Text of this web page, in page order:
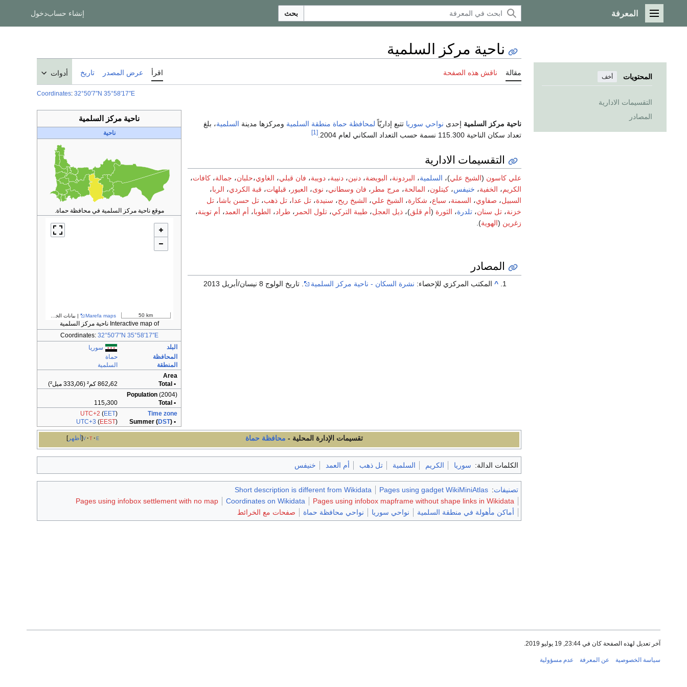
القائمة الرئيسية
المعرفة بحث إنشاء حسابدخول
المحتويات أخف
التقسيمات الادارية
المصادر
ناحية مركز السلمية
مقالة ناقش هذه الصفحة اقرأ عرض المصدر تاريخ أدوات
Coordinates: 32°50′7″N 35°58′17″E
ناحية مركز السلمية
ناحية
موقع ناحية مركز السلمية في محافظة حماة.
50 km
Marefa maps | بيانات الخرائط ©
Interactive map of ناحية مركز السلمية
Coordinates: 32°50′7″N 35°58′17″E
البلد
سوريا
المحافظة
حماة
المنطقة
السلمية
Area
• Total
862٫62 كم² (333٫06 ميل²)
Population (2004)
• Total
115٫300
Time zone
UTC+2 (EET)
• Summer (
DST)
UTC+3 (EEST)
ناحية مركز السلمية إحدى نواحي سوريا تتبع إداريّاً لمحافظة حماة منطقة السلمية ومركزها مدينة السلمية، بلغ
تعداد سكان الناحية 115.300 نسمة حسب التعداد السكاني لعام 2004.
[1]
التقسيمات الادارية
علي كاسون (الشيخ علي)، السلمية، البردونة، البويضة، دنين، دنيبة، دويبة، فان قبلي، الغاوي،حلبان، جمالة، كافات،
الكريم، الخفية، خنيفس، كيتلون، المالحة، مرج مطر ، فان وسطاني، نوى، العيور ، قبلهات، قبة الكردي، الربا،
السبيل، صفاوي، السمنة، سباع، شكارة، الشيخ علي، الشيخ ريح، سنيدة، تل عدا، تل ذهب، تل حسن باشا، تل
خزنة، تل سنان، تلدرة، الثورة (أم قلق)، ذيل العجل، طيبة التركي، تلول الحمر ، طراد، الطوبا، أم العمد، أم توينة،
زغرين (الهوية).
المصادر
^ المكتب المركزي للإحصاء: نشرة السكان - ناحية مركز السلمية . تاريخ الولوج 8 نيسان/أبريل 2013
أظهر v t e تقسيمات الإدارة المحلية - محافظة حماة
الكلمات الدالة: سوريا الكريم السلمية تل ذهب أم العمد خنيفس
تصنيفات:
Pages using gadget WikiMiniAtlas
Short description is different from Wikidata
Pages using infobox mapframe without shape links in Wikidata
Coordinates on Wikidata
Pages using infobox settlement with no map
أماكن مأهولة في منطقة السلمية
نواحي سوريا نواحي محافظة حماة صفحات مع الخرائط
آخر تعديل لهذه الصفحة كان في 23:44, 19 يوليو 2019.
سياسة الخصوصية عن المعرفة عدم مسؤولية